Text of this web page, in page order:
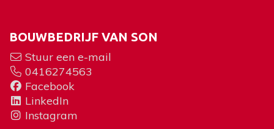
BOUWBEDRIJF VAN SON
Stuur een e-mail
0416274563
Facebook
LinkedIn
Instagram